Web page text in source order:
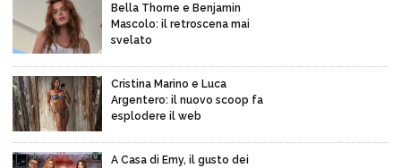
Bella Thorne e Benjamin
Mascolo: il retroscena mai
svelato
Cristina Marino e Luca
Argentero: il nuovo scoop fa
esplodere il web
A Casa di Emy, il gusto dei